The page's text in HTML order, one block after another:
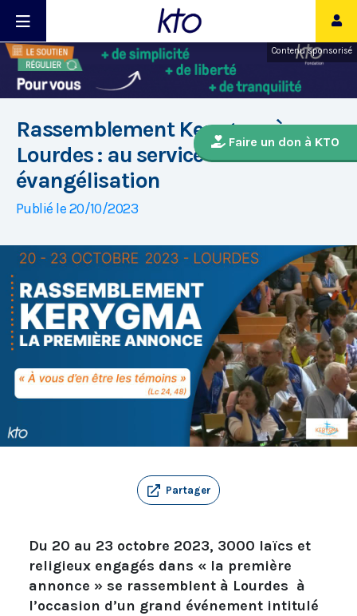
Contenu sponsorisé
Faire un don à KTO
Rassemblement Kerygma à
Lourdes : au service de la nouvelle
évangélisation
Publié le 20/10/2023
Partager
Du 20 au 23 octobre 2023, 3000 laïcs et
religieux engagés dans « la première
annonce » se rassemblent à Lourdes à
l’occasion d’un grand événement intitulé